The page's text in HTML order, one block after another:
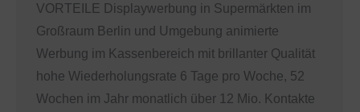
VORTEILE Displaywerbung in Supermärkten im
Großraum Berlin und Umgebung animierte
Werbung im Kassenbereich mit brillanter Qualität
hohe Wiederholungsrate 6 Tage pro Woche, 52
Wochen im Jahr monatlich über 12 Mio. Kontakte